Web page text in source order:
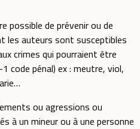
possible de prévenir ou de
les auteurs sont susceptibles
crimes qui pourraient être
code pénal) ex : meutre, viol,
ou agressions ou
à un mineur ou à une personne